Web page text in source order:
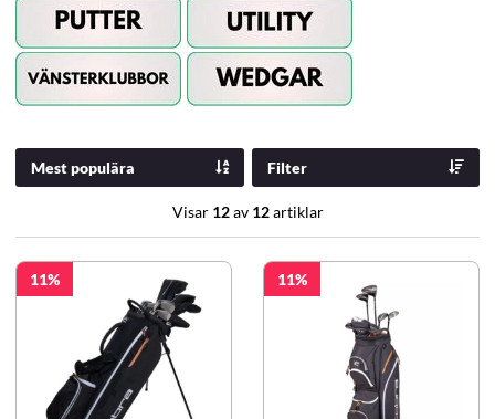
Mest populära Filter
Visar 12av 12artiklar
11 11